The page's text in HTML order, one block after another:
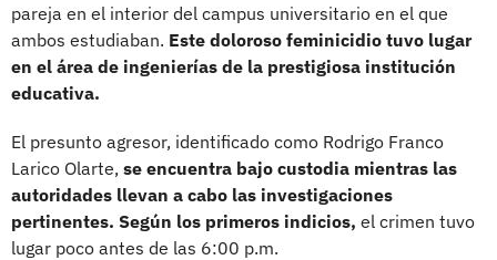
pareja en el interior del campus universitario en el que
ambos estudiaban. Este doloroso feminicidio tuvo lugar
en el área de ingenierías de la prestigiosa institución
educativa.
El presunto agresor, identificado como Rodrigo Franco
Larico Olarte, se encuentra bajo custodia mientras las
autoridades llevan a cabo las investigaciones
pertinentes. Según los primeros indicios, el crimen tuvo
lugar poco antes de las 6:00 p.m.